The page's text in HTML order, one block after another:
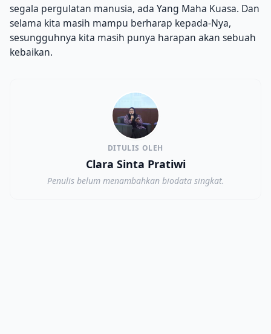
segala pergulatan manusia, ada Yang Maha Kuasa. Dan
selama kita masih mampu berharap kepada-Nya,
sesungguhnya kita masih punya harapan akan sebuah
kebaikan.
DITULIS OLEH
Clara Sinta Pratiwi
Penulis belum menambahkan biodata singkat.